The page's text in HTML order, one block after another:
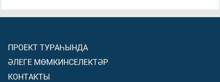
ПРОЕКТ ТУРАҺЫНДА
ӘЛЕГЕ МӨМКИНСЕЛЕКТӘР
КОНТАКТЫ